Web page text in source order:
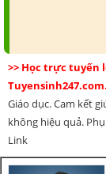
>> Học trực
Tuyensinh247.com.
Giáo dục. Cam kết
không hiệu quả.
Link